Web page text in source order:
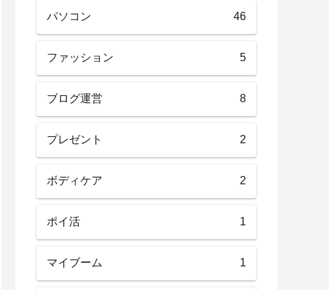
パソコン 46
ファッション 5
ブログ運営 8
プレゼント 2
ボディケア 2
ポイ活 1
マイブーム 1